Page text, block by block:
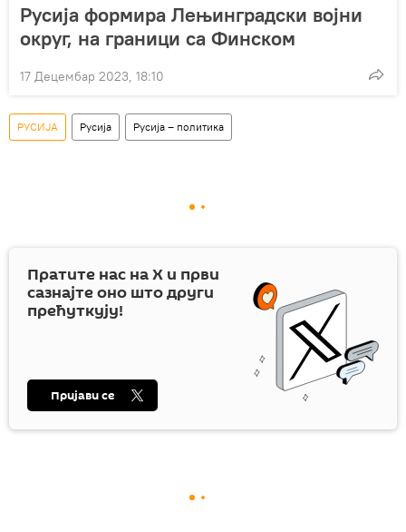
Русија формира Лењинградски војни
округ, на граници са Финском
17 Децембар 2023, 18:10
РУСИЈА Русија Русија – политика
Пратите нас наX и први
сазнајте оно што други
прећуткују!
Пријави се